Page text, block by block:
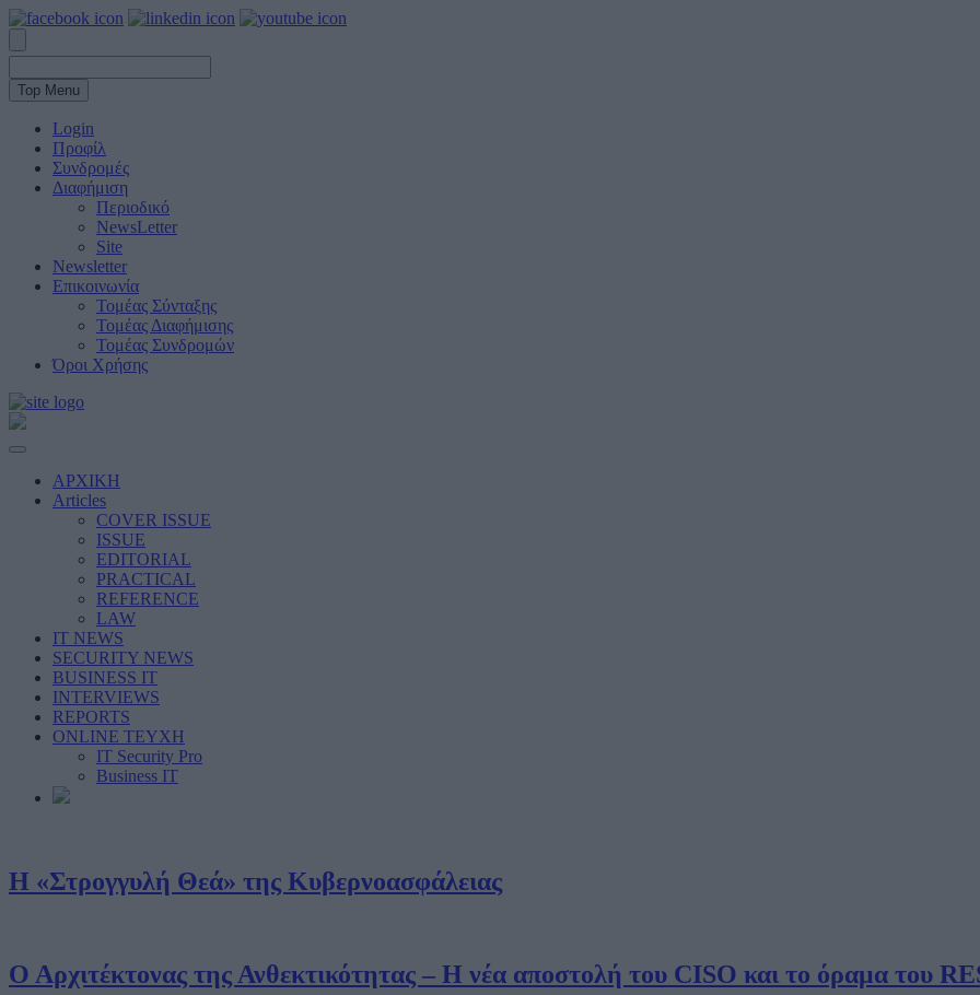
Top Menu
Login
Προφίλ
Συνδρομές
Διαφήμιση
Περιοδικό
NewsLetter
Site
Newsletter
Επικοινωνία
Τομέας Σύνταξης
Τομέας Διαφήμισης
Τομέας Συνδρομών
Όροι Χρήσης
ΑΡΧΙΚΗ
Articles
COVER ISSUE
ISSUE
EDITORIAL
PRACTICAL
REFERENCE
LAW
IT NEWS
SECURITY NEWS
BUSINESS IT
INTERVIEWS
REPORTS
ONLINE ΤΕΥΧΗ
IT Security Pro
Business IT
Η «Στρογγυλή Θεά» της Κυβερνοασφάλειας
Ο Αρχιτέκτονας της Ανθεκτικότητας – Η νέα αποστολή του CISO και το όραμα του